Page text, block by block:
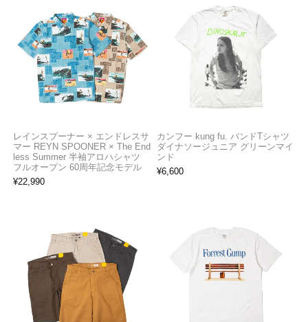
レインスプーナー × エンドレスサ
マー REYN SPOONER × The End
less Summer 半袖アロハシャツ
フルオープン 60周年記念モデル
¥22,990
カンフー kung fu. バンドTシャツ
ダイナソージュニア グリーンマイ
ンド
¥6,600